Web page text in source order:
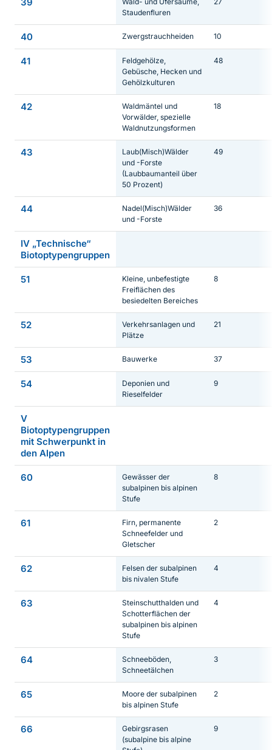
Staudenfluren
40 Zwergstrauchheiden 10
41
Feldgehölze,
Gebüsche, Hecken und
Gehölzkulturen
48
42
Waldmäntel und
Vorwälder, spezielle
Waldnutzungsformen
18
43
Laub(Misch)Wälder
und -Forste
(Laubbaumanteil über
50 Prozent)
49
44
Nadel(Misch)Wälder
und -Forste
36
IV „Technische“
Biotoptypengruppen
51
Kleine, unbefestigte
Freiflächen des
besiedelten Bereiches
8
52
Verkehrsanlagen und
Plätze
21
53 Bauwerke 37
54
Deponien und
Rieselfelder
9
V
Biotoptypengruppen
mit Schwerpunkt in
den Alpen
60
Gewässer der
subalpinen bis alpinen
Stufe
8
61
Firn, permanente
Schneefelder und
Gletscher
2
62
Felsen der subalpinen
bis nivalen Stufe
4
63
Steinschutthalden und
Schotterflächen der
subalpinen bis alpinen
Stufe
4
64
Schneeböden,
Schneetälchen
3
65
Moore der subalpinen
bis alpinen Stufe
2
66
Gebirgsrasen
(subalpine bis alpine
9